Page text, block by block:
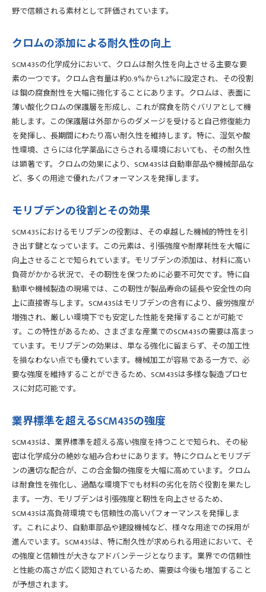
長期使用における成分の安定性
高温環境での安定性を維持するSCM435の秘密
耐熱性を強化する成分の役割
熱処理工程と成分の関係
成分がもたらす高温安定性
高温環境での信頼性評価
化学成分と温度変化への適応性
SCM435の信頼性を支える化学成分の詳細
信頼性を高める成分の選定基準
長期使用に適した成分配合
SCM435の成分が可能にする安全性
成分分析による品質管理の重要性
産業に革命を起こすSCM435の化学成分の重要性
SCM435がもたらす産業革新の背景
化学成分が生み出す新たな可能性
成分による産業競争力の向上
環境負荷を考慮した成分設計
持続可能な開発を支える化学成分
未来を見据えたSCM435の成分戦略
野で信頼される素材として評価されています。
クロムの添加による耐久性の向上
SCM435の化学成分において、クロムは耐久性を向上させる主要な要
素の一つです。クロム含有量は約0.9%から1.2%に設定され、その役割
は鋼の腐食耐性を大幅に強化することにあります。クロムは、表面に
薄い酸化クロムの保護層を形成し、これが腐食を防ぐバリアとして機
能します。この保護層は外部からのダメージを受けると自己修復能力
を発揮し、長期間にわたり高い耐久性を維持します。特に、湿気や酸
性環境、さらには化学薬品にさらされる環境においても、その耐久性
は顕著です。クロムの効果により、SCM435は自動車部品や機械部品な
ど、多くの用途で優れたパフォーマンスを発揮します。
モリブデンの役割とその効果
SCM435におけるモリブデンの役割は、その卓越した機械的特性を引
き出す鍵となっています。この元素は、引張強度や耐摩耗性を大幅に
向上させることで知られています。モリブデンの添加は、材料に高い
負荷がかかる状況で、その靭性を保つために必要不可欠です。特に自
動車や機械製造の現場では、この靭性が製品寿命の延長や安全性の向
上に直接寄与します。SCM435はモリブデンの含有により、疲労強度が
増強され、厳しい環境下でも安定した性能を発揮することが可能で
す。この特性があるため、さまざまな産業でのSCM435の需要は高まっ
ています。モリブデンの効果は、単なる強化に留まらず、その加工性
を損なわない点でも優れています。機械加工が容易である一方で、必
要な強度を維持することができるため、SCM435は多様な製造プロセ
スに対応可能です。
業界標準を超えるSCM435の強度
SCM435は、業界標準を超える高い強度を持つことで知られ、その秘
密は化学成分の絶妙な組み合わせにあります。特にクロムとモリブデ
ンの適切な配合が、この合金鋼の強度を大幅に高めています。クロム
は耐食性を強化し、過酷な環境下でも材料の劣化を防ぐ役割を果たし
ます。一方、モリブデンは引張強度と靭性を向上させるため、
SCM435は高負荷環境でも信頼性の高いパフォーマンスを発揮しま
す。これにより、自動車部品や建設機械など、様々な用途での採用が
進んでいます。SCM435は、特に耐久性が求められる用途において、そ
の強度と信頼性が大きなアドバンテージとなります。業界での信頼性
と性能の高さが広く認知されているため、需要は今後も増加すること
が予想されます。